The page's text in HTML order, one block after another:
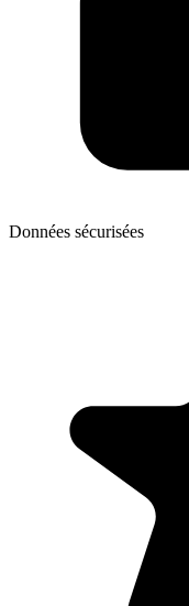
Données sécurisées